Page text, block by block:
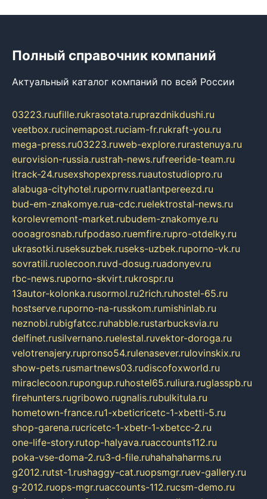
Полный справочник компаний
Актуальный каталог компаний по всей России
03223.ruufille.rukrasotata.ruprazdnikdushi.ru
veetbox.rucinemapost.ruciam-fr.rukraft-you.ru
mega-press.ru03223.ruweb-explore.rurastenuya.ru
eurovision-russia.rustrah-news.rufreeride-team.ru
itrack-24.rusexshopexpress.ruautostudiopro.ru
alabuga-cityhotel.rupornv.ruatlantpereezd.ru
bud-em-znakomye.rua-cdc.ruelektrostal-news.ru
korolevremont-market.rubudem-znakomye.ru
oooagrosnab.rufpodaso.ruemfire.rupro-otdelky.ru
ukrasotki.ruseksuzbek.ruseks-uzbek.ruporno-vk.ru
sovratili.ruolecoon.ruvd-dosug.ruadonyev.ru
rbc-news.ruporno-skvirt.rukrospr.ru
13autor-kolonka.rusormol.ru2rich.ruhostel-65.ru
hostserve.ruporno-na-russkom.rumishinlab.ru
neznobi.rubigfatcc.ruhabble.rustarbucksvia.ru
delfinet.rusilvernano.ruelestal.ruvektor-doroga.ru
velotrenajery.rupronso54.rulenasever.rulovinskix.ru
show-pets.rusmartnews03.rudiscofoxworld.ru
miraclecoon.rupongup.ruhostel65.ruliura.ruglasspb.ru
firehunters.rugribowo.rugnalis.rubulkitula.ru
hometown-france.ru1-xbeticricetc-1-xbetti-5.ru
shop-garena.rucricetc-1-xbetr-1-xbetcc-2.ru
one-life-story.rutop-halyava.ruaccounts112.ru
poka-vse-doma-2.ru3-d-file.ruhahahaharms.ru
g2012.rutst-1.rushaggy-cat.ruopsmgr.ruev-gallery.ru
g-2012.ruops-mgr.ruaccounts-112.rucsm-demo.ru